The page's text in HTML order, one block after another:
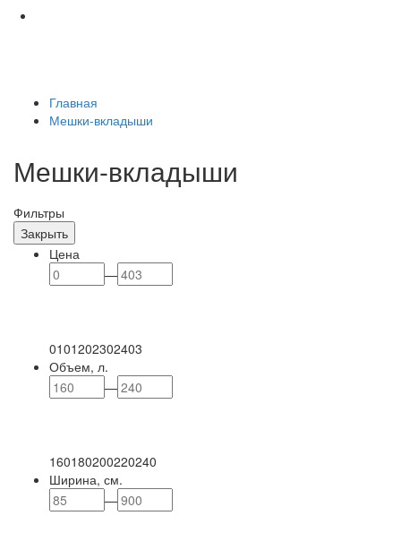
Главная
Мешки-вкладыши
Мешки-вкладыши
Фильтры
Закрыть
Цена
—
0101202302403
Объем, л.
—
160180200220240
Ширина, см.
—